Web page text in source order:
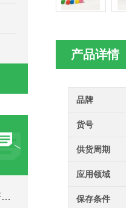
植物ELISA试剂盒在植物科学研究中发挥着重要作用
产品详情
品牌
货号
供货周期
应用领域
保存条件